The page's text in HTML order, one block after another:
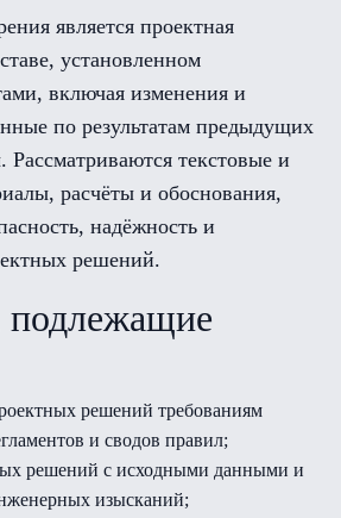
является проектная
установленном
включая изменения и
по результатам предыдущих
Рассматриваются текстовые и
расчёты и обоснования,
надёжность и
решений.
решений требованиям
и сводов правил;
решений с исходными данными и
изысканий;